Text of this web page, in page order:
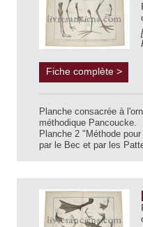
Fiche complète >
Planche consacrée à
méthodique Pancoucke.
Planche 2 "Méthode
par le Bec et par les